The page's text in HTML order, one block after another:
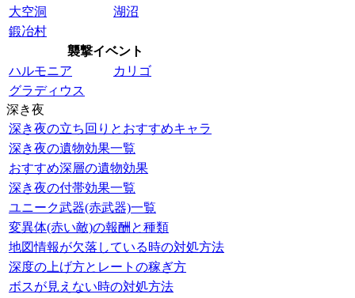
大空洞
湖沼
鍛冶村
襲撃イベント
ハルモニア
カリゴ
グラディウス
深き夜
深き夜の立ち回りとおすすめキャラ
深き夜の遺物効果一覧
おすすめ深層の遺物効果
深き夜の付帯効果一覧
ユニーク武器(赤武器)一覧
変異体(赤い敵)の報酬と種類
地図情報が欠落している時の対処方法
深度の上げ方とレートの稼ぎ方
ボスが見えない時の対処方法